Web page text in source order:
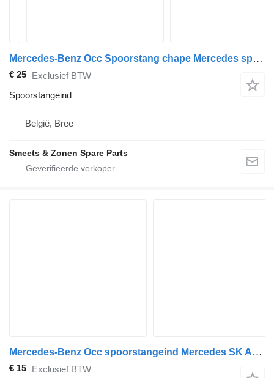
Mercedes-Benz Occ Spoorstang chape Mercedes spoorstangeind voor vrachtwagen
€ 25 Exclusief BTW
Spoorstangeind
België, Bree
Smeets & Zonen Spare Parts
Mercedes-Benz Occ spoorstangeind Mercedes SK A0014600748 voor vrachtwagen
€ 15 Exclusief BTW